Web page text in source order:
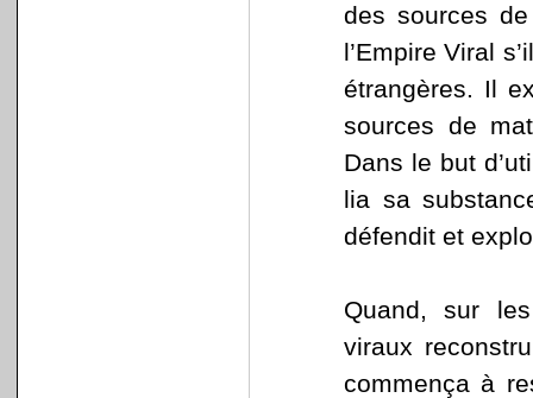
des sources
l’Empire Viral
étrangères. Il
sources de
Dans le but
lia sa
défendit et
Quand, sur
viraux
commença à